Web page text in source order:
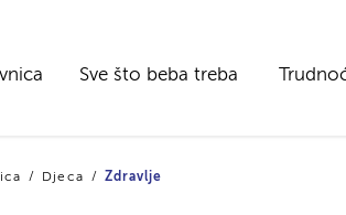
Sve što beba treba
Djeca Zdravlje